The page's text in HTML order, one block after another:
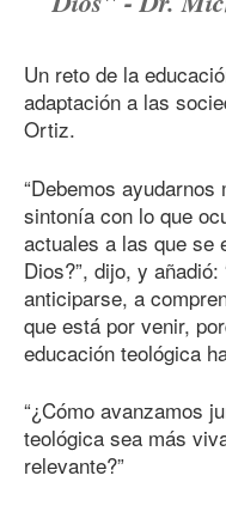
Un reto de la
adaptación a las
Ortiz.
“Debemos
sintonía con lo que
actuales a las que se
Dios?”, dijo, y
anticiparse, a
que está por venir,
educación teológica
“¿Cómo avanzamos
teológica sea más
relevante?”